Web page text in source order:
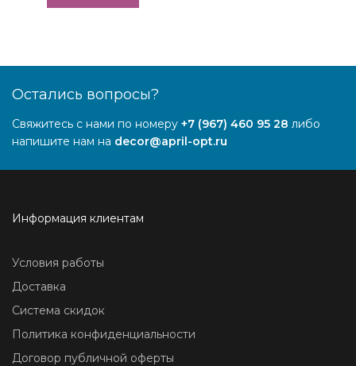
Остались вопросы?
Свяжитесь с нами по номеру +7 (967) 460 95 28 либо
напишите нам на decor@april-opt.ru
Информация клиентам
Условия работы
Доставка
Система скидок
Политика конфиденциальности
Договор публичной оферты